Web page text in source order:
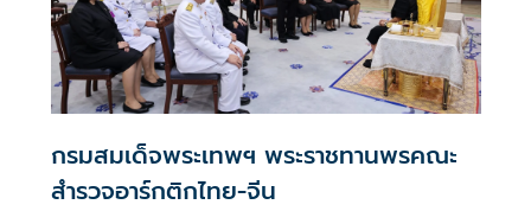
กรมสมเด็จพระเทพฯ พระราชทานพรคณะ
สำรวจอาร์กติกไทย-จีน